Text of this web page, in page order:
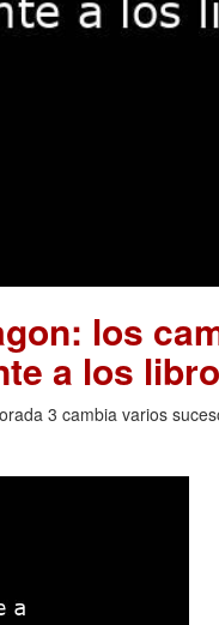
los
a los
3 cambia varios